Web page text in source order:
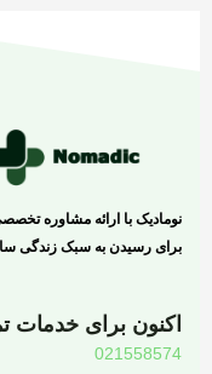
نومادیک با ارائه مشاوره
برای رسیدن به سبک زندگی
اکنون برای خدمات
021558574